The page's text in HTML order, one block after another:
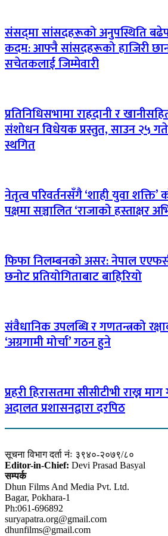
संसद्‌मा सांसदहरूको अनुपस्थिति
कदम: आफ्नै सांसदहरूको हाजिरी
सचेतकलाई जिम्मेवारी
प्रतिनिधिसभामा राहदानी र
संशोधन विधेयक प्रस्तुत, साउन २५
स्थगित
नेतृत्व परिवर्तनसँगै ‘शाही युवा
पक्षमा सञ्चालित ‘राजाको हस्ताक्षर
फिफा निलम्बनको असर: नेपाल
छनोट प्रतियोगिताबाट बाहिरियो
संवैधानिक उपलब्धि र गणतन्त्रको
‘अग्रगामी मोर्चा’ गठन हुने
प्रहरी हिरासतमा सीसीटीभी राख्न
अदालत प्रशासनद्वारा दरपिठ
सूचना विभाग दर्ता नंः ३९४०-२०७९/८०
Editor-in-Chief: Devi Prasad Basyal
सम्पर्क
Dhun Films And Media Pvt. Ltd.
Bagar, Pokhara-1
Ph:061-696892
suryapatra.org@gmail.com
dhunfilms@gmail.com